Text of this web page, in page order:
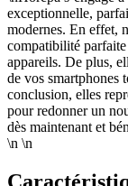
exceptionnelle,
modernes. En effet,
compatibilité
appareils. De plus,
de vos smartphones
conclusion, elles
pour redonner un
dès maintenant et
\n \n